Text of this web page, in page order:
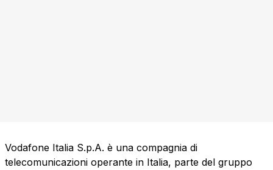
Vodafone Italia S.p.A. è una compagnia di
telecomunicazioni operante in Italia, parte del gruppo